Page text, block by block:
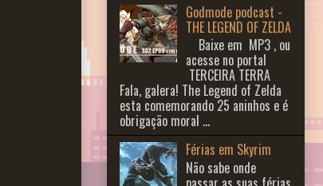
Godmode podcast -
THE LEGEND OF ZELDA
Baixe em MP3 , ou
acesse no portal
TERCEIRA TERRA
Fala, galera! The Legend of Zelda
esta comemorando 25 aninhos e é
obrigação moral ...
Férias em Skyrim
Não sabe onde